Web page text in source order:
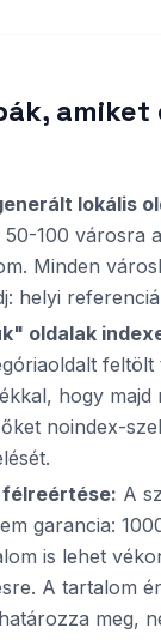
amiket
lokális
100 városra
Minden
helyi
oldalak
hogy majd
noindex-
félreértése: A
garancia:
is lehet
A tartalom
meg,